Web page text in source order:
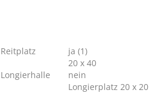
Reitplatz
ja (1)
20 x 40
Longierhalle
nein
Longierplatz 20 x 20